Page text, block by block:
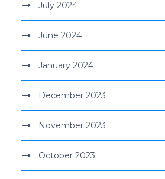
July 2024
June 2024
January 2024
December 2023
November 2023
October 2023